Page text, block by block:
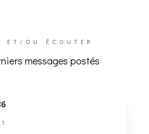
ET/OU ÉCOUTER
messages postés